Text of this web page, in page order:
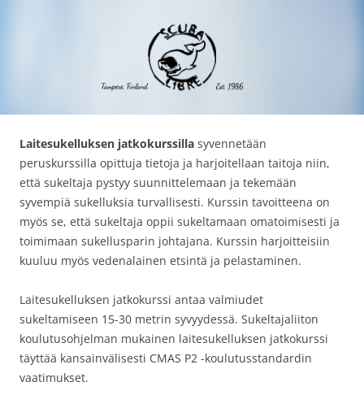
Laitesukelluksen jatkokurssilla syvennetään
peruskurssilla opittuja tietoja ja harjoitellaan taitoja niin,
että sukeltaja pystyy suunnittelemaan ja tekemään
syvempiä sukelluksia turvallisesti. Kurssin tavoitteena on
myös se, että sukeltaja oppii sukeltamaan omatoimisesti ja
toimimaan sukellusparin johtajana. Kurssin harjoitteisiin
kuuluu myös vedenalainen etsintä ja pelastaminen.
Laitesukelluksen jatkokurssi antaa valmiudet
sukeltamiseen 15-30 metrin syvyydessä. Sukeltajaliiton
koulutusohjelman mukainen laitesukelluksen jatkokurssi
täyttää kansainvälisesti CMAS P2 -koulutusstandardin
vaatimukset.